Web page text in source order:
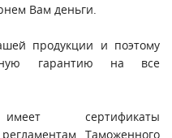
Вам деньги.
продукции и поэтому
гарантию на все
сертификаты
Таможенного